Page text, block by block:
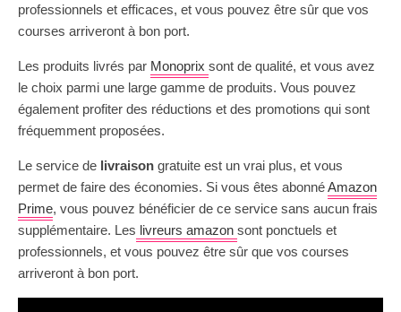
professionnels et efficaces, et vous pouvez être sûr que vos
courses arriveront à bon port.
Les produits livrés par Monoprix sont de qualité, et vous avez
le choix parmi une large gamme de produits. Vous pouvez
également profiter des réductions et des promotions qui sont
fréquemment proposées.
Le service de livraison gratuite est un vrai plus, et vous
permet de faire des économies. Si vous êtes abonnéAmazon
Prime, vous pouvez bénéficier de ce service sans aucun frais
supplémentaire. Les livreurs amazon sont ponctuels et
professionnels, et vous pouvez être sûr que vos courses
arriveront à bon port.